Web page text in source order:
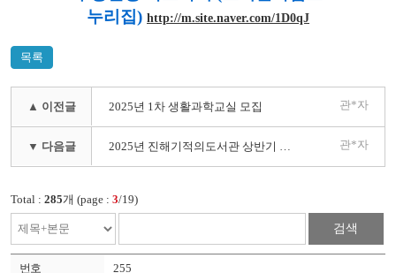
누리집) http://m.site.naver.com/1D0qJ
목록
▲ 이전글 2025년 1차 생활과학교실 모집 관*자
▼ 다음글 2025년 진해기적의도서관 상반기 프로그램 모집 관*자
Total : 285개 (page : 3/19)
검색
255